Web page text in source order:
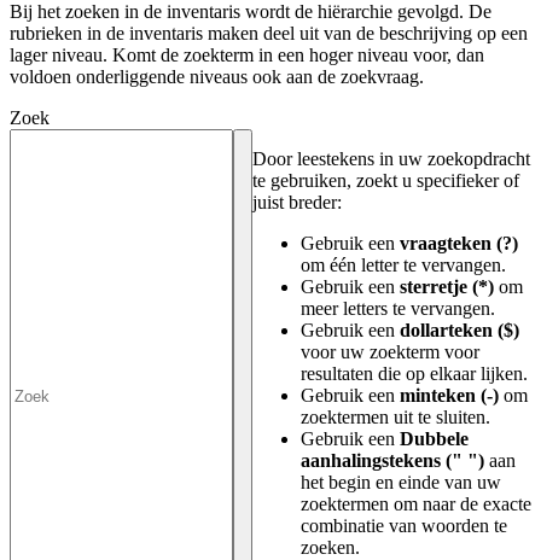
Bij het zoeken in de inventaris wordt de hiërarchie gevolgd. De
rubrieken in de inventaris maken deel uit van de beschrijving op een
lager niveau. Komt de zoekterm in een hoger niveau voor, dan
voldoen onderliggende niveaus ook aan de zoekvraag.
Zoek
Door leestekens in uw zoekopdracht
te gebruiken, zoekt u specifieker of
juist breder:
Gebruik een vraagteken (?)
om één letter te vervangen.
Gebruik een sterretje (*) om
meer letters te vervangen.
Gebruik een dollarteken ($)
voor uw zoekterm voor
resultaten die op elkaar lijken.
Gebruik een minteken (-) om
zoektermen uit te sluiten.
Gebruik een Dubbele
aanhalingstekens (" ") aan
het begin en einde van uw
zoektermen om naar de exacte
combinatie van woorden te
zoeken.